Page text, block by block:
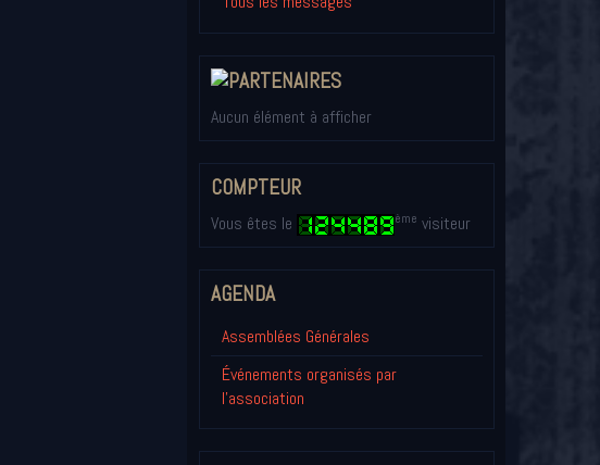
Aucun élément à afficher
COMPTEUR
Vous êtes le ème visiteur
AGENDA
Assemblées Générales
Événements organisés par
l'association